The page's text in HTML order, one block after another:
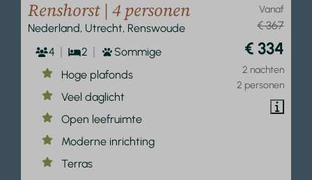
Vanaf
€ 367
€ 334
2 nachten
2 personen
Renshorst | 4 personen
Nederland, Utrecht, Renswoude
4
2
Sommige
Hoge plafonds
Veel daglicht
Open leefruimte
Moderne inrichting
Terras